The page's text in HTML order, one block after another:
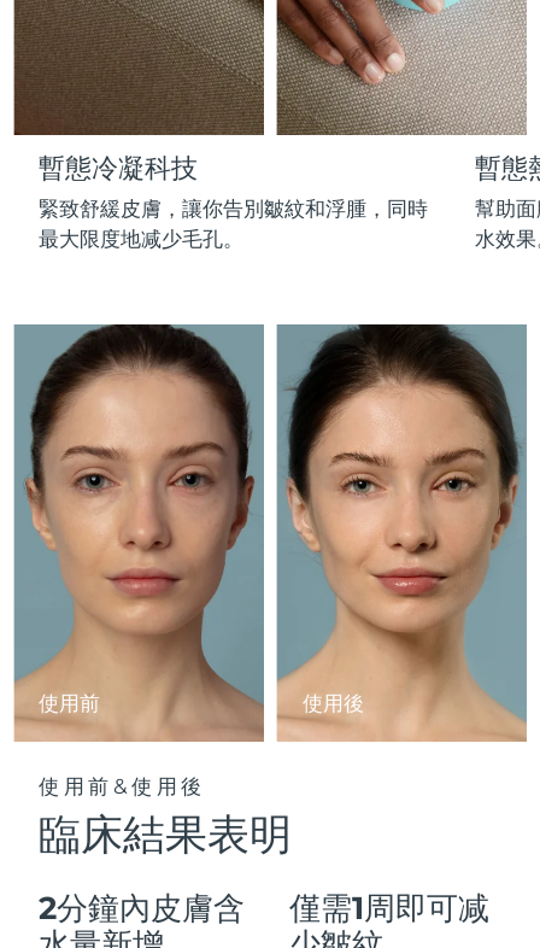
暫態冷凝科技
緊致舒緩皮膚，讓你告別皺紋和浮腫，同時
最大限度地减少毛孔。
暫態
幫助
水效
使用前 使用後
使用前&使用後
臨床結果表明
2分鐘內皮膚含
僅需1周即可减
PEACH™ 2 go
Travel-friendly IPL hair removal
PEACH™ Cooling Prep Gel
Cooling IPL hair removal gel
SUPERCHARGED™ serum
Firming body serum
Recurring acne LED therapy
ESPADA™ 2
Acne treatment device
ESPADA™ Blemish Solution
ESPADA™ 設備
All acne treatment devices
Microcurrent line smoothing device
IRIS™ 2
Rejuvenating eye massager
眼部護膚
眼部護理設備
All revitalizing eye massagers
毛孔護理
KIWI™ derma
Diamond microdermabrasion .
KIWI™
KIWI™ 皮肤护理
Advanced pore care essentials
護發
LUNA™ 4 hair
2-in-1 LED scalp massager
FLIP™ play advanced
LUNA™ Dual-Peptide Scalp
Serum
For healthy hair
牙齒美白
issa™ Teeth Whitening Gel
護膚品 男士
全部購買
FOREO APP
關於我們
希臘 預計送達日期8/9/26
中國香港特別行政區 預計送達日期8/10/26
預計送達日期8/9/26
冰島 8/10/26
印尼 8/7/26
曼島 預計送達日期 8/11/26
以色列 預計送達日期 8/13/26
義大利 預計送達日期8/9/26
日本 8/12/26
澤西島 預計送達日期8/14/26
哈薩克 預計送達日期
科威特 預計送達日期 8/9/26
盧森堡 預計送達日期8/9/26